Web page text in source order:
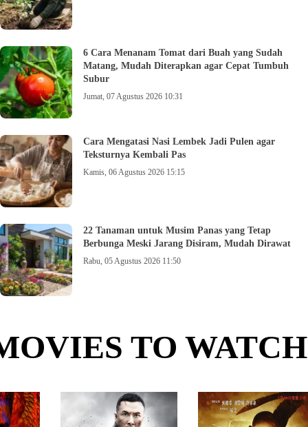
6 Cara Menanam Tomat dari Buah yang Sudah
Matang, Mudah Diterapkan agar Cepat Tumbuh
Subur
Jumat, 07 Agustus 2026 10:31
Cara Mengatasi Nasi Lembek Jadi Pulen agar
Teksturnya Kembali Pas
Kamis, 06 Agustus 2026 15:15
22 Tanaman untuk Musim Panas yang Tetap
Berbunga Meski Jarang Disiram, Mudah Dirawat
Rabu, 05 Agustus 2026 11:50
TO WATCH